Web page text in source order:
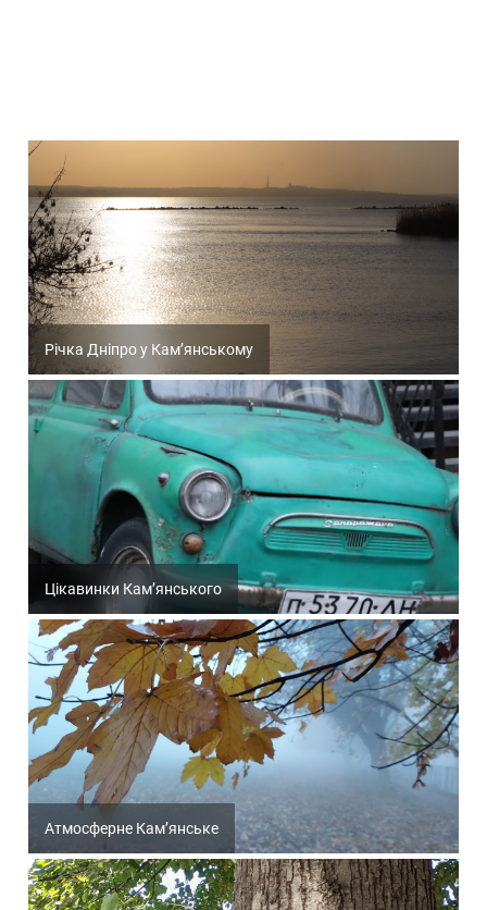
Річка Дніпро у Кам’янському
Цікавинки Кам’янського
Атмосферне Кам’янське